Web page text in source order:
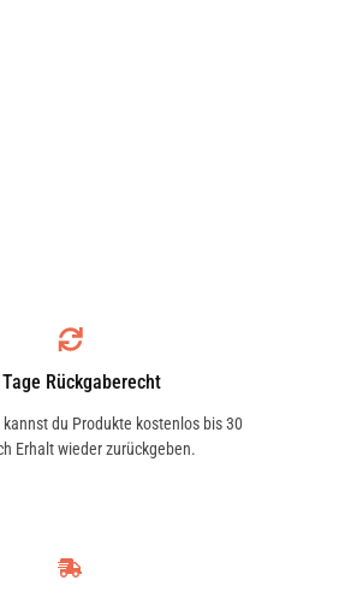
Rückgaberecht
du Produkte kostenlos bis 30
Erhalt wieder zurückgeben.